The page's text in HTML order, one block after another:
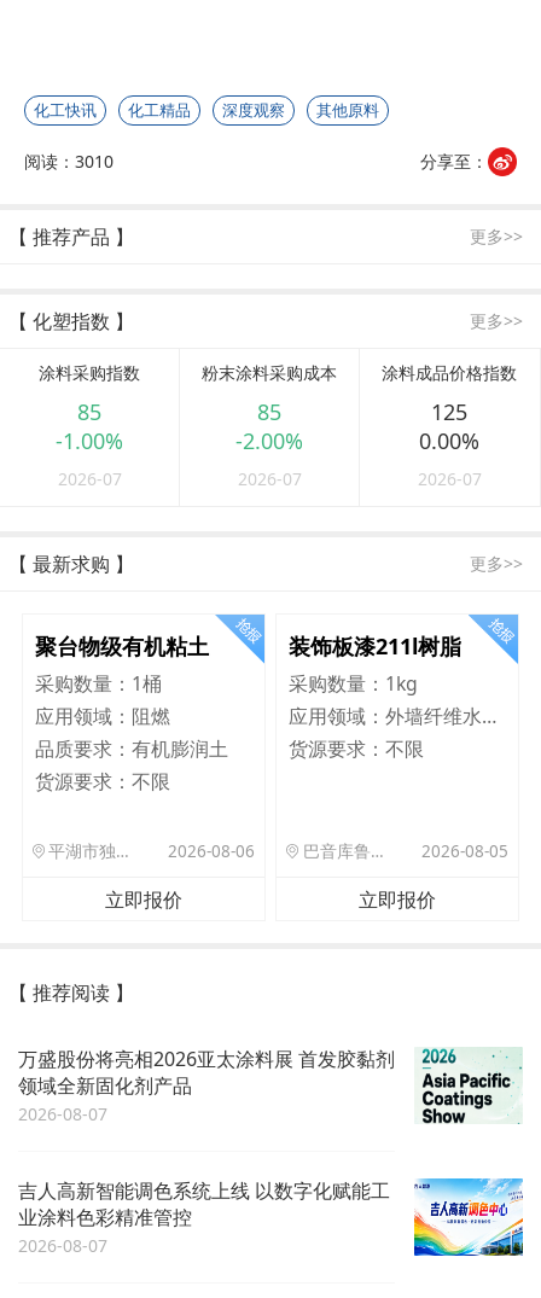
化工快讯 化工精品 深度观察 其他原料
阅读：3010 分享至：
【 推荐产品 】 更多>>
【 化塑指数 】 更多>>
涂料采购指数
85
-1.00%
2026-07
粉末涂料采购成本
85
-2.00%
2026-07
涂料成品价格指数
125
0.00%
2026-07
【 最新求购 】 更多>>
聚台物级有机粘土
采购数量： 1桶
应用领域： 阻燃
品质要求： 有机膨润土
货源要求： 不限
平湖市独山港镇集港路 589 号 2026-08-06
立即报价
装饰板漆211l树脂
采购数量： 1kg
应用领域：
外墙纤维水泥板
货源要求：不限
巴音库鲁提镇,托帕口岸六号库房 2026-08-05
立即报价
【 推荐阅读 】
万盛股份将亮相2026亚太涂料展 首发胶黏剂
领域全新固化剂产品
2026-08-07
吉人高新智能调色系统上线 以数字化赋能工
业涂料色彩精准管控
2026-08-07